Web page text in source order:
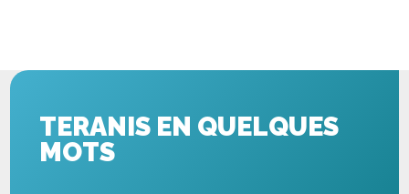
TERANIS EN QUELQUES
MOTS